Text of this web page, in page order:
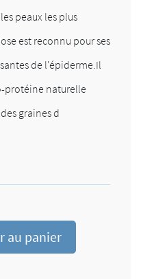
peaux les plus
est reconnu pour ses
de l'épiderme.Il
protéine naturelle
graines d
au panier